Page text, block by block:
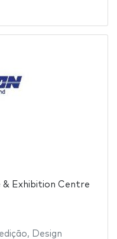
Exhibition Centre
,
Design